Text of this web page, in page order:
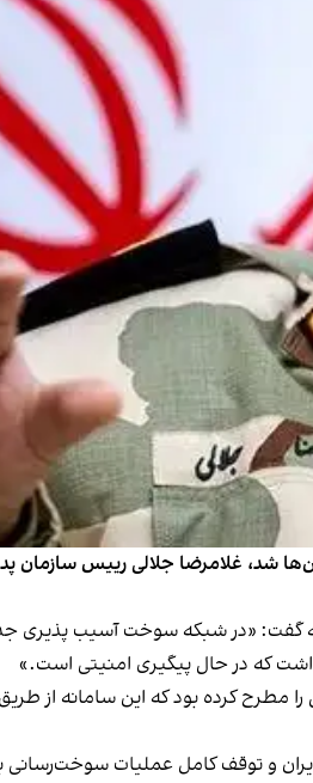
شد، غلامرضا جلالی رییس سازمان
گفت: «در شبکه سوخت آسیب پذیری
که در حال پیگیری امنیتی است.»
مطرح کرده بود که این سامانه از